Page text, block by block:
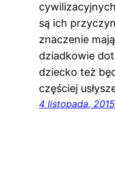
są ich
znaczenie
dziadkowie
dziecko też
częściej
4 listopada, 2015